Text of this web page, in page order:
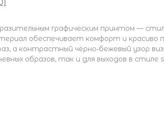
графическим принтом —
обеспечивает комфорт и красиво
а контрастный чёрно‑бежевый узор
образов, так и для выходов в стиле